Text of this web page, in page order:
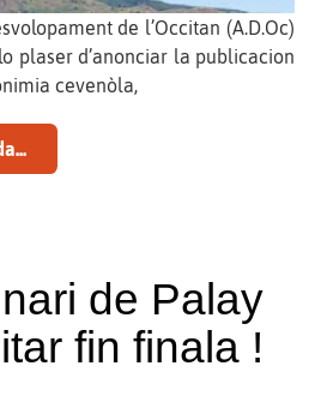
de l’Occitan (A.D.Oc)
plaser d’anonciar la publicacion
cevenòla,
de Palay
fin finala !